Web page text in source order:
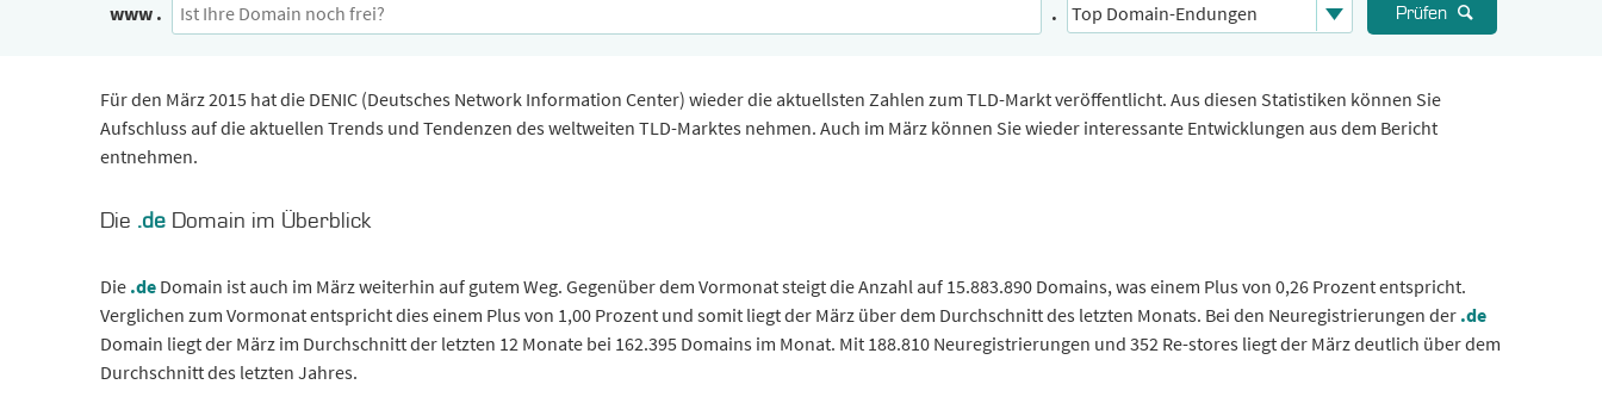
www . . Prüfen
Für den März 2015 hat die DENIC (Deutsches Network Information Center) wieder die aktuellsten Zahlen zum TLD-Markt veröffentlicht. Aus diesen Statistiken können Sie
Aufschluss auf die aktuellen Trends und Tendenzen des weltweiten TLD-Marktes nehmen. Auch im März können Sie wieder interessante Entwicklungen aus dem Bericht
entnehmen.
Die .de Domain im Überblick
Die .de Domain ist auch im März weiterhin auf gutem Weg. Gegenüber dem Vormonat steigt die Anzahl auf 15.883.890 Domains, was einem Plus von 0,26 Prozent entspricht.
Verglichen zum Vormonat entspricht dies einem Plus von 1,00 Prozent und somit liegt der März über dem Durchschnitt des letzten Monats. Bei den Neuregistrierungen der .de
Domain liegt der März im Durchschnitt der letzten 12 Monate bei 162.395 Domains im Monat. Mit 188.810 Neuregistrierungen und 352 Re-stores liegt der März deutlich über dem
Durchschnitt des letzten Jahres.